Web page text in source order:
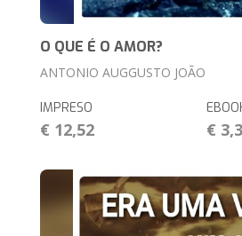
O QUE É O AMOR?
ANTONIO AUGGUSTO JOÃO
IMPRESO
€ 12,52 €